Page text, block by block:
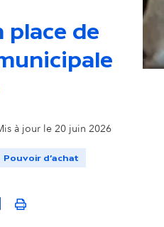
place de
à jour le 20 juin 2026
Pouvoir d'achat
Facebook
un nouvel onglet)
sur Twitter
dans un nouvel onglet)
sur LinkedIn
dans un nouvel onglet)
par mail
dans un nouvel
Imprimer